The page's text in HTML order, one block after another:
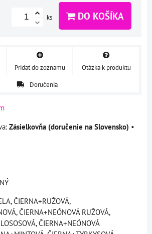
ks DO KOŠÍKA
Pridať do zoznamu
Otázka k produktu
Doručenia
Zásielkovňa (doručenie na Slovensko) •
ČIERNA+RUŽOVÁ,
ČIERNA+NEÓNOVÁ RUŽOVÁ,
ČIERNA+NEÓNOVÁ